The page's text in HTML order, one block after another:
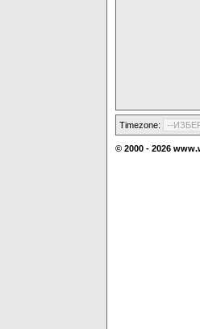
Timezone:
© 2000 - 2026